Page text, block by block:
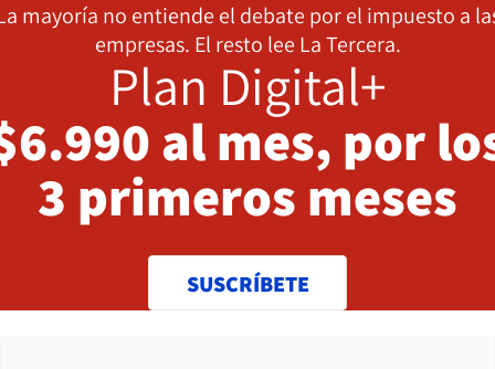
mayoría no entiende el debate por el impuesto a
empresas. El resto lee La Tercera.
Plan Digital+
al mes, por
3 primeros meses
SUSCRÍBETE